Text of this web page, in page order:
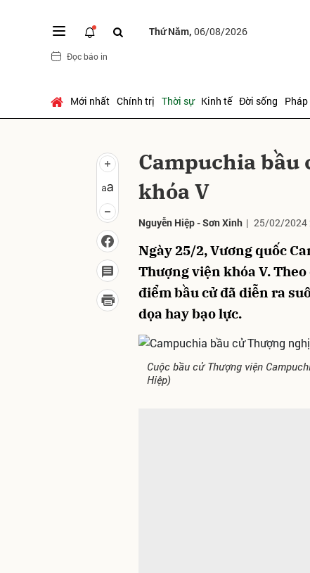
Thứ Năm, 06/08/2026
Đọc báo in
Mới nhất Chính trị Thời sự Kinh tế Đời sống
Campuchia bầu
khóa V
Nguyễn Hiệp-Sơn Xinh | 25/02/2024
Ngày 25/2, Vương quốc
Thượng viện khóa V.
điểm bầu cử đã diễn ra
dọa hay bạo lực.
Cuộc bầu cử Thượng viện
Hiệp)